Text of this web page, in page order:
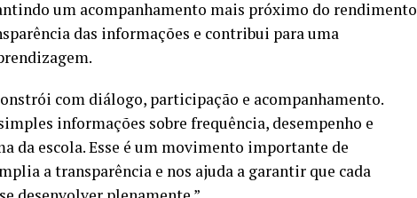
um acompanhamento mais próximo do rendimento
das informações e contribui para uma
com diálogo, participação e acompanhamento.
informações sobre frequência, desempenho e
da escola. Esse é um movimento importante de
a transparência e nos ajuda a garantir que cada